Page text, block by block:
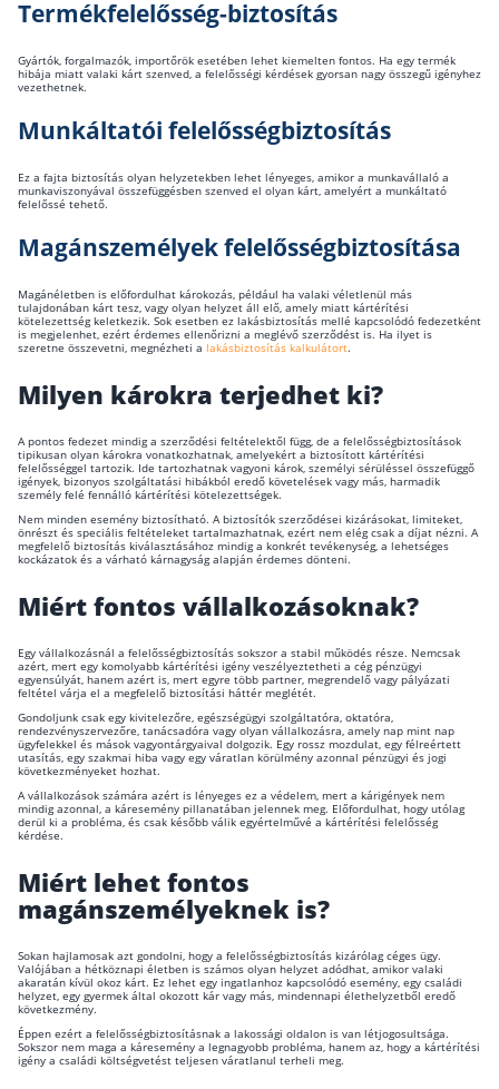
Termékfelelősség-biztosítás
Gyártók, forgalmazók, importőrök esetében lehet kiemelten fontos. Ha egy termék
hibája miatt valaki kárt szenved, a felelősségi kérdések gyorsan nagy összegű igényhez
vezethetnek.
Munkáltatói felelősségbiztosítás
Ez a fajta biztosítás olyan helyzetekben lehet lényeges, amikor a munkavállaló a
munkaviszonyával összefüggésben szenved el olyan kárt, amelyért a munkáltató
felelőssé tehető.
Magánszemélyek felelősségbiztosítása
Magánéletben is előfordulhat károkozás, például ha valaki véletlenül más
tulajdonában kárt tesz, vagy olyan helyzet áll elő, amely miatt kártérítési
kötelezettség keletkezik. Sok esetben ez lakásbiztosítás mellé kapcsolódó fedezetként
is megjelenhet, ezért érdemes ellenőrizni a meglévő szerződést is. Ha ilyet is
szeretne összevetni, megnézheti a lakásbiztosítás kalkulátort.
Milyen károkra terjedhet ki?
A pontos fedezet mindig a szerződési feltételektől függ, de a felelősségbiztosítások
tipikusan olyan károkra vonatkozhatnak, amelyekért a biztosított kártérítési
felelősséggel tartozik. Ide tartozhatnak vagyoni károk, személyi sérüléssel összefüggő
igények, bizonyos szolgáltatási hibákból eredő követelések vagy más, harmadik
személy felé fennálló kártérítési kötelezettségek.
Nem minden esemény biztosítható. A biztosítók szerződései kizárásokat, limiteket,
önrészt és speciális feltételeket tartalmazhatnak, ezért nem elég csak a díjat nézni. A
megfelelő biztosítás kiválasztásához mindig a konkrét tevékenység, a lehetséges
kockázatok és a várható kárnagyság alapján érdemes dönteni.
Miért fontos vállalkozásoknak?
Egy vállalkozásnál a felelősségbiztosítás sokszor a stabil működés része. Nemcsak
azért, mert egy komolyabb kártérítési igény veszélyeztetheti a cég pénzügyi
egyensúlyát, hanem azért is, mert egyre több partner, megrendelő vagy pályázati
feltétel várja el a megfelelő biztosítási háttér meglétét.
Gondoljunk csak egy kivitelezőre, egészségügyi szolgáltatóra, oktatóra,
rendezvényszervezőre, tanácsadóra vagy olyan vállalkozásra, amely nap mint nap
ügyfelekkel és mások vagyontárgyaival dolgozik. Egy rossz mozdulat, egy félreértett
utasítás, egy szakmai hiba vagy egy váratlan körülmény azonnal pénzügyi és jogi
következményeket hozhat.
A vállalkozások számára azért is lényeges ez a védelem, mert a kárigények nem
mindig azonnal, a káresemény pillanatában jelennek meg. Előfordulhat, hogy utólag
derül ki a probléma, és csak később válik egyértelművé a kártérítési felelősség
kérdése.
Miért lehet fontos
magánszemélyeknek is?
Sokan hajlamosak azt gondolni, hogy a felelősségbiztosítás kizárólag céges ügy.
Valójában a hétköznapi életben is számos olyan helyzet adódhat, amikor valaki
akaratán kívül okoz kárt. Ez lehet egy ingatlanhoz kapcsolódó esemény, egy családi
helyzet, egy gyermek által okozott kár vagy más, mindennapi élethelyzetből eredő
következmény.
Éppen ezért a felelősségbiztosításnak a lakossági oldalon is van létjogosultsága.
Sokszor nem maga a káresemény a legnagyobb probléma, hanem az, hogy a kártérítési
igény a családi költségvetést teljesen váratlanul terheli meg.